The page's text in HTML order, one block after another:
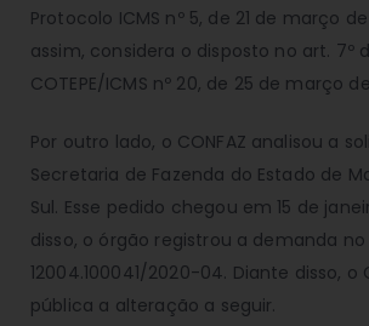
Protocolo ICMS nº 5, de 21 de março
assim, considera o disposto no art. 7º
COTEPE/ICMS nº 20, de 25 de março
Por outro lado, o CONFAZ analisou a
Secretaria de Fazenda do Estado de
Sul. Esse pedido chegou em 15 de
disso, o órgão registrou a demanda no
12004.100041/2020-04. Diante disso, o
pública a alteração a seguir.